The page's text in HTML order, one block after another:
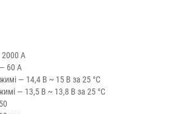
2000 А
60 A
— 14,4 В ~ 15 В за 25 °C
— 13,5 В ~ 13,8 В за 25 °C